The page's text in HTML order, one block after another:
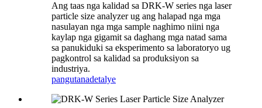
Ang taas nga kalidad sa DRK-W series nga laser
particle size analyzer ug ang halapad nga mga
nasulayan nga mga sample naghimo niini nga
kaylap nga gigamit sa daghang mga natad sama
sa panukiduki sa eksperimento sa laboratoryo ug
pagkontrol sa kalidad sa produksiyon sa
industriya.
pangutanadetalye